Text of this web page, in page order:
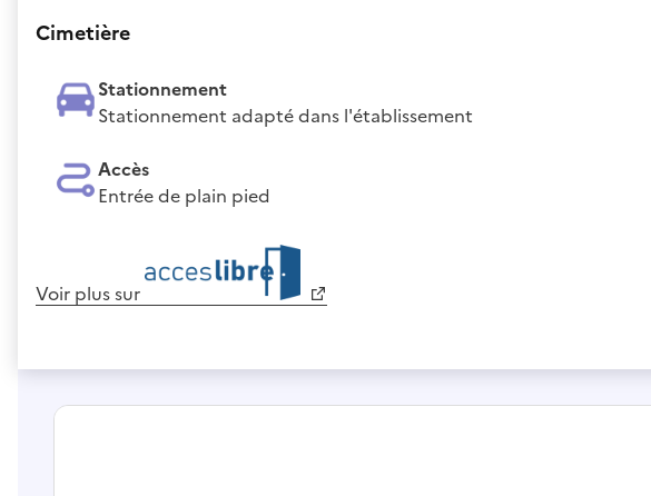
Cimetière
Stationnement
Stationnement adapté dans l'établissement
Accès
Entrée de plain pied
Voir plus sur